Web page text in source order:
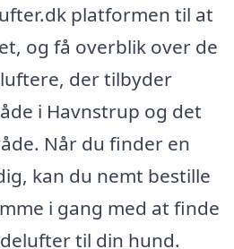
platformen til at
og få overblik over de
der tilbyder
i Havnstrup og det
Når du finder en
kan du nemt bestille
i gang med at finde
til din hund.